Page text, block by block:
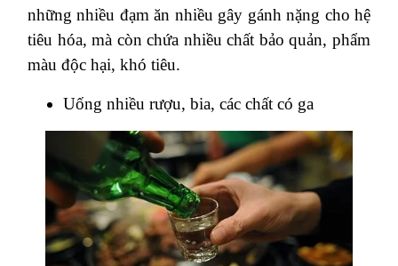
những nhiều đạm ăn nhiều gây gánh nặng cho hệ
tiêu hóa, mà còn chứa nhiều chất bảo quản, phẩm
màu độc hại, khó tiêu.
Uống nhiều rượu, bia, các chất có ga